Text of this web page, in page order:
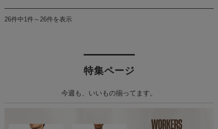
26件中1件～26件を表示
特集ページ
今週も、いいもの揃ってます。